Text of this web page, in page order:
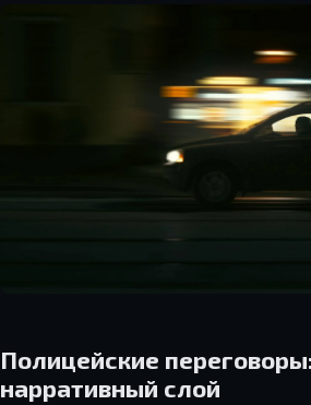
Полицейские
нарративный слой